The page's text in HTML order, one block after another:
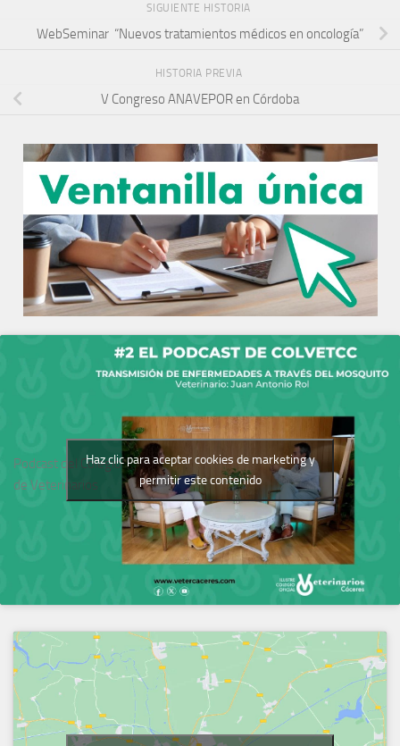
SIGUIENTE HISTORIA
WebSeminar “Nuevos tratamientos médicos en oncología”
HISTORIA PREVIA
V Congreso ANAVEPOR en Córdoba
Podcast del Colegio
de Veterinarios
Haz clic para aceptar cookies de marketing y
permitir este contenido